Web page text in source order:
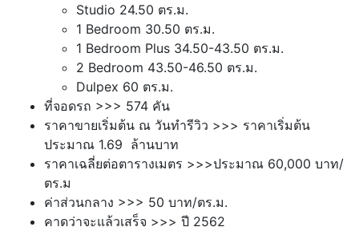
Studio 24.50 ตร.ม.
1 Bedroom 30.50 ตร.ม.
1 Bedroom Plus 34.50-43.50 ตร.ม.
2 Bedroom 43.50-46.50 ตร.ม.
Dulpex 60 ตร.ม.
ที่จอดรถ >>> 574 คัน
ราคาขายเริ่มต้น ณ วันทำรีวิว >>> ราคาเริ่มต้น
ประมาณ 1.69 ล้านบาท
ราคาเฉลี่ยต่อตารางเมตร >>>ประมาณ 60,000 บาท/
ตร.ม
ค่าส่วนกลาง >>> 50 บาท/ตร.ม.
คาดว่าจะแล้วเสร็จ >>> ปี 2562